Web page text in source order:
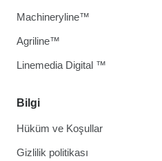
Bilgi
Hüküm ve Koşullar
Gizlilik politikası
Machineryline™
Agriline™
Linemedia Digital ™